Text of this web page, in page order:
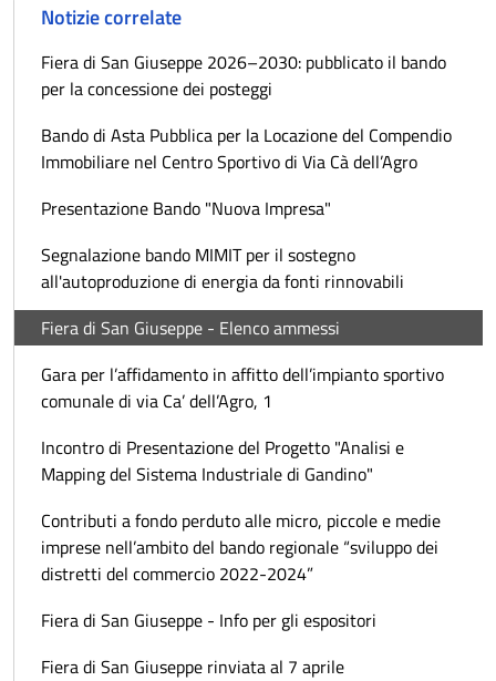
Notizie correlate
Fiera di San Giuseppe 2026–2030: pubblicato il bando
per la concessione dei posteggi
Bando di Asta Pubblica per la Locazione del Compendio
Immobiliare nel Centro Sportivo di Via Cà dell’Agro
Presentazione Bando "Nuova Impresa"
Segnalazione bando MIMIT per il sostegno
all'autoproduzione di energia da fonti rinnovabili
Fiera di San Giuseppe - Elenco ammessi
Gara per l’affidamento in affitto dell’impianto sportivo
comunale di via Ca’ dell’Agro, 1
Incontro di Presentazione del Progetto "Analisi e
Mapping del Sistema Industriale di Gandino"
Contributi a fondo perduto alle micro, piccole e medie
imprese nell’ambito del bando regionale “sviluppo dei
distretti del commercio 2022-2024”
Fiera di San Giuseppe - Info per gli espositori
Fiera di San Giuseppe rinviata al 7 aprile